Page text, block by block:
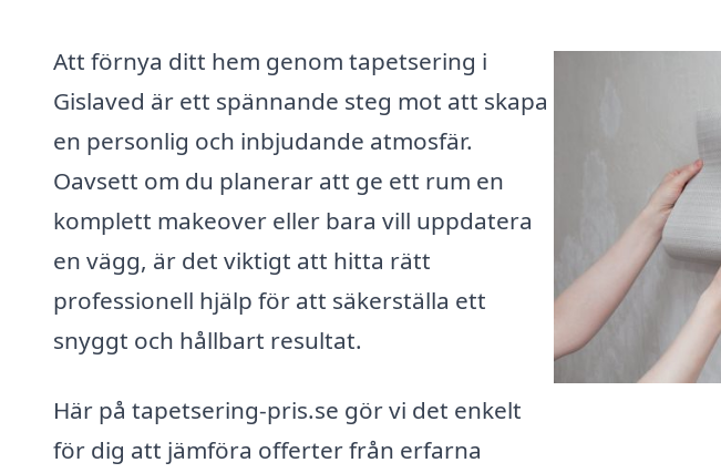
Att förnya ditt hem genom tapetsering i
Gislaved är ett spännande steg mot att skapa
en personlig och inbjudande atmosfär.
Oavsett om du planerar att ge ett rum en
komplett makeover eller bara vill uppdatera
en vägg, är det viktigt att hitta rätt
professionell hjälp för att säkerställa ett
snyggt och hållbart resultat.
Här på tapetsering-pris.se gör vi det enkelt
för dig att jämföra offerter från erfarna